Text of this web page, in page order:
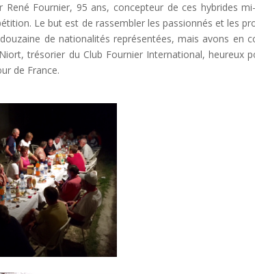
Fournier, 95 ans, concepteur de ces hybrides
Le but est de rassembler les passionnés et les
de nationalités représentées, mais avons en
trésorier du Club Fournier International, heureux
de France.